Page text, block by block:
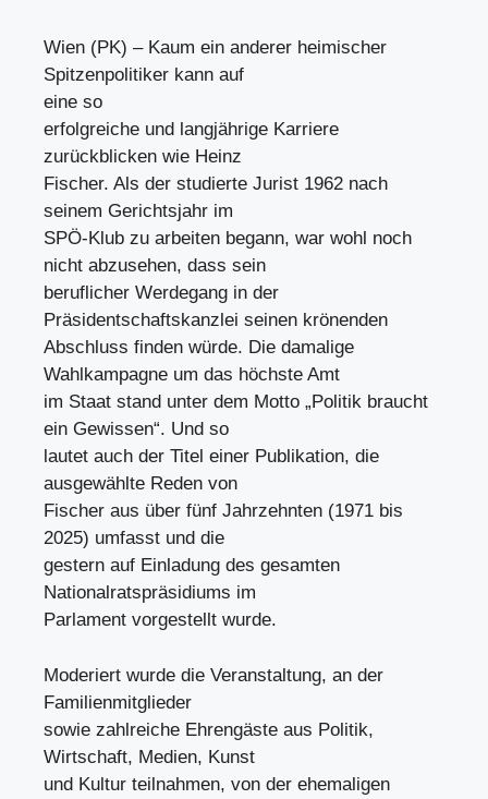
Wien (PK) – Kaum ein anderer heimischer
Spitzenpolitiker kann auf
eine so
erfolgreiche und langjährige Karriere
zurückblicken wie Heinz
Fischer. Als der studierte Jurist 1962 nach
seinem Gerichtsjahr im
SPÖ-Klub zu arbeiten begann, war wohl noch
nicht abzusehen, dass sein
beruflicher Werdegang in der
Präsidentschaftskanzlei seinen krönenden
Abschluss finden würde. Die damalige
Wahlkampagne um das höchste Amt
im Staat stand unter dem Motto „Politik braucht
ein Gewissen“. Und so
lautet auch der Titel einer Publikation, die
ausgewählte Reden von
Fischer aus über fünf Jahrzehnten (1971 bis
2025) umfasst und die
gestern auf Einladung des gesamten
Nationalratspräsidiums im
Parlament vorgestellt wurde.
Moderiert wurde die Veranstaltung, an der
Familienmitglieder
sowie zahlreiche Ehrengäste aus Politik,
Wirtschaft, Medien, Kunst
und Kultur teilnahmen, von der ehemaligen